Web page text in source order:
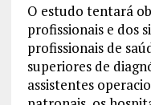
O estudo tentará
profissionais e dos
profissionais de
superiores de
assistentes